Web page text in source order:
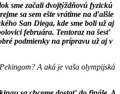
sme začali dvojtýždňovú fyzickú
sa sem ešte vrátime na ďalšie
San Diega, kde sme boli už aj
februára. Tentoraz na šesť
podmienky na prípravu už aj v
A aká je vaša olympijská